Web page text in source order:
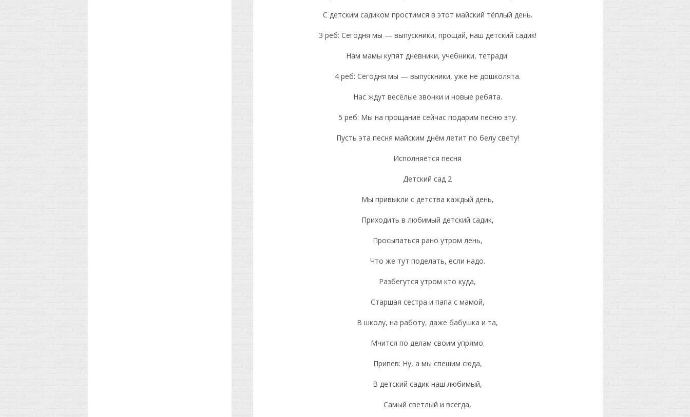
С детским садиком простимся в этот майский тёплый день.
3 реб: Сегодня мы — выпускники, прощай, наш детский садик!
Нам мамы купят дневники, учебники, тетради.
4 реб: Сегодня мы — выпускники, уже не дошколята.
Нас ждут весёлые звонки и новые ребята.
5 реб: Мы на прощание сейчас подарим песню эту.
Пусть эта песня майским днём летит по белу свету!
Исполняется песня
Детский сад 2
Мы привыкли с детства каждый день,
Приходить в любимый детский садик,
Просыпаться рано утром лень,
Что же тут поделать, если надо.
Разбегутся утром кто куда,
Старшая сестра и папа с мамой,
В школу, на работу, даже бабушка и та,
Мчится по делам своим упрямо.
Припев: Ну, а мы спешим сюда,
В детский садик наш любимый,
Самый светлый и всегда,